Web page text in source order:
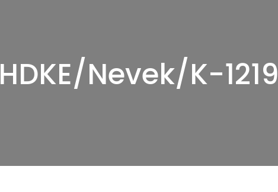
HDKE/Nevek/K-1219